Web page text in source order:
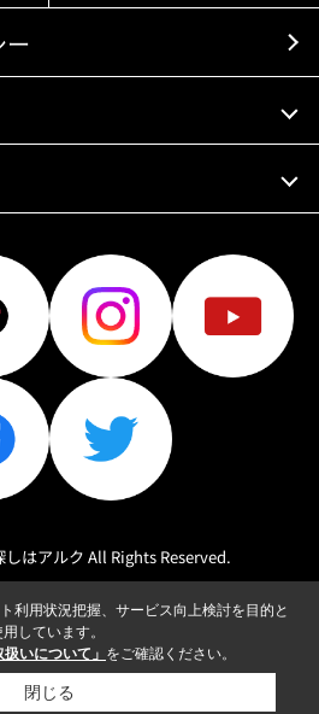
ー
はアルク All Rights Reserved.
利用状況把握、サービス向上検討を目的と
しています。
扱いについて」 をご確認ください。
閉じる